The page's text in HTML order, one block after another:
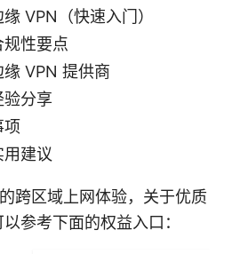
VPN（快速入门）
性要点
VPN 提供商
分享
项
建议
跨区域上网体验，关于优质
参考下面的权益入口：